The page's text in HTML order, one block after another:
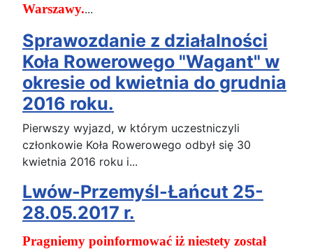
Warszawy....
Sprawozdanie z działalności
Koła Rowerowego "Wagant" w
okresie od kwietnia do grudnia
2016 roku.
Pierwszy wyjazd, w którym uczestniczyli
członkowie Koła Rowerowego odbył się 30
kwietnia 2016 roku i...
Lwów-Przemyśl-Łańcut 25-
28.05.2017 r.
Pragniemy poinformować iż niestety został